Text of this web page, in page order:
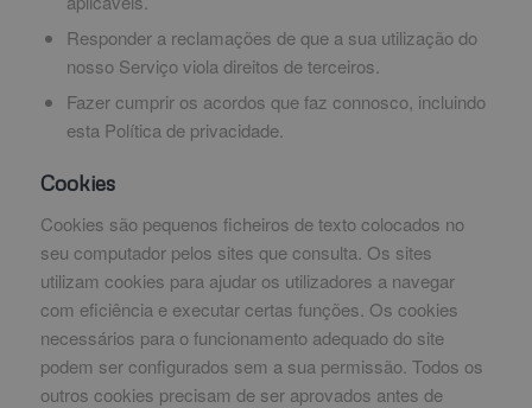
Responder a reclamações de que a sua utilização do
nosso Serviço viola direitos de terceiros.
Fazer cumprir os acordos que faz connosco, incluindo
esta Política de privacidade.
Cookies
Cookies são pequenos ficheiros de texto colocados no
seu computador pelos sites que consulta. Os sites
utilizam cookies para ajudar os utilizadores a navegar
com eficiência e executar certas funções. Os cookies
necessários para o funcionamento adequado do site
podem ser configurados sem a sua permissão. Todos os
outros cookies precisam de ser aprovados antes de